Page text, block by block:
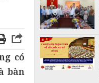
có
bàn